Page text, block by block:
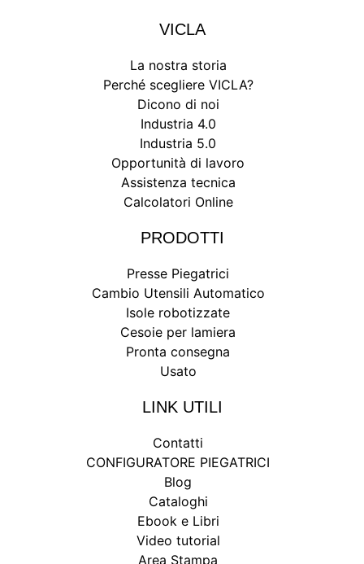
VICLA
La nostra storia
Perché scegliere VICLA?
Dicono di noi
Industria 4.0
Industria 5.0
Opportunità di lavoro
Assistenza tecnica
Calcolatori Online
PRODOTTI
Presse Piegatrici
Cambio Utensili Automatico
Isole robotizzate
Cesoie per lamiera
Pronta consegna
Usato
LINK UTILI
Contatti
CONFIGURATORE PIEGATRICI
Blog
Cataloghi
Ebook e Libri
Video tutorial
Area Stampa